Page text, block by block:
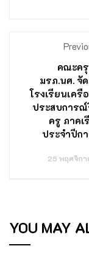
คณะค
มรภ.นศ. จั
โรงเรียนเครื
ประสบการ
ครู ภาคเ
ประจำปีก
25 พฤศจิก
YOU MAY